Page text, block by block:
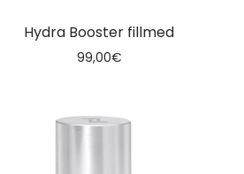
Hydra Booster fillmed
99,00€